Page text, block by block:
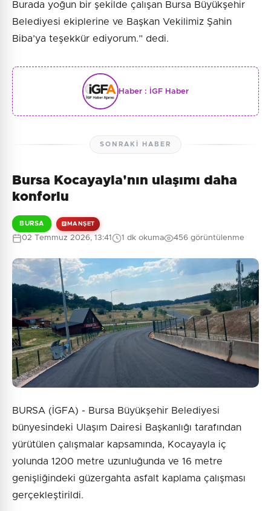
Burada yoğun bir şekilde çalışan Bursa Büyükşehir
Belediyesi ekiplerine ve Başkan Vekilimiz Şahin
Biba’ya teşekkür ediyorum.” dedi.
Haber : İGF Haber
SONRAKI HABER
Bursa Kocayayla'nın ulaşımı daha
konforlu
BURSA MANŞET
02 Temmuz 2026, 13:41 1 dk okuma 456 görüntülenme
BURSA (İGFA) - Bursa Büyükşehir Belediyesi
bünyesindeki Ulaşım Dairesi Başkanlığı tarafından
yürütülen çalışmalar kapsamında, Kocayayla iç
yolunda 1200 metre uzunluğunda ve 16 metre
genişliğindeki güzergahta asfalt kaplama çalışması
gerçekleştirildi.